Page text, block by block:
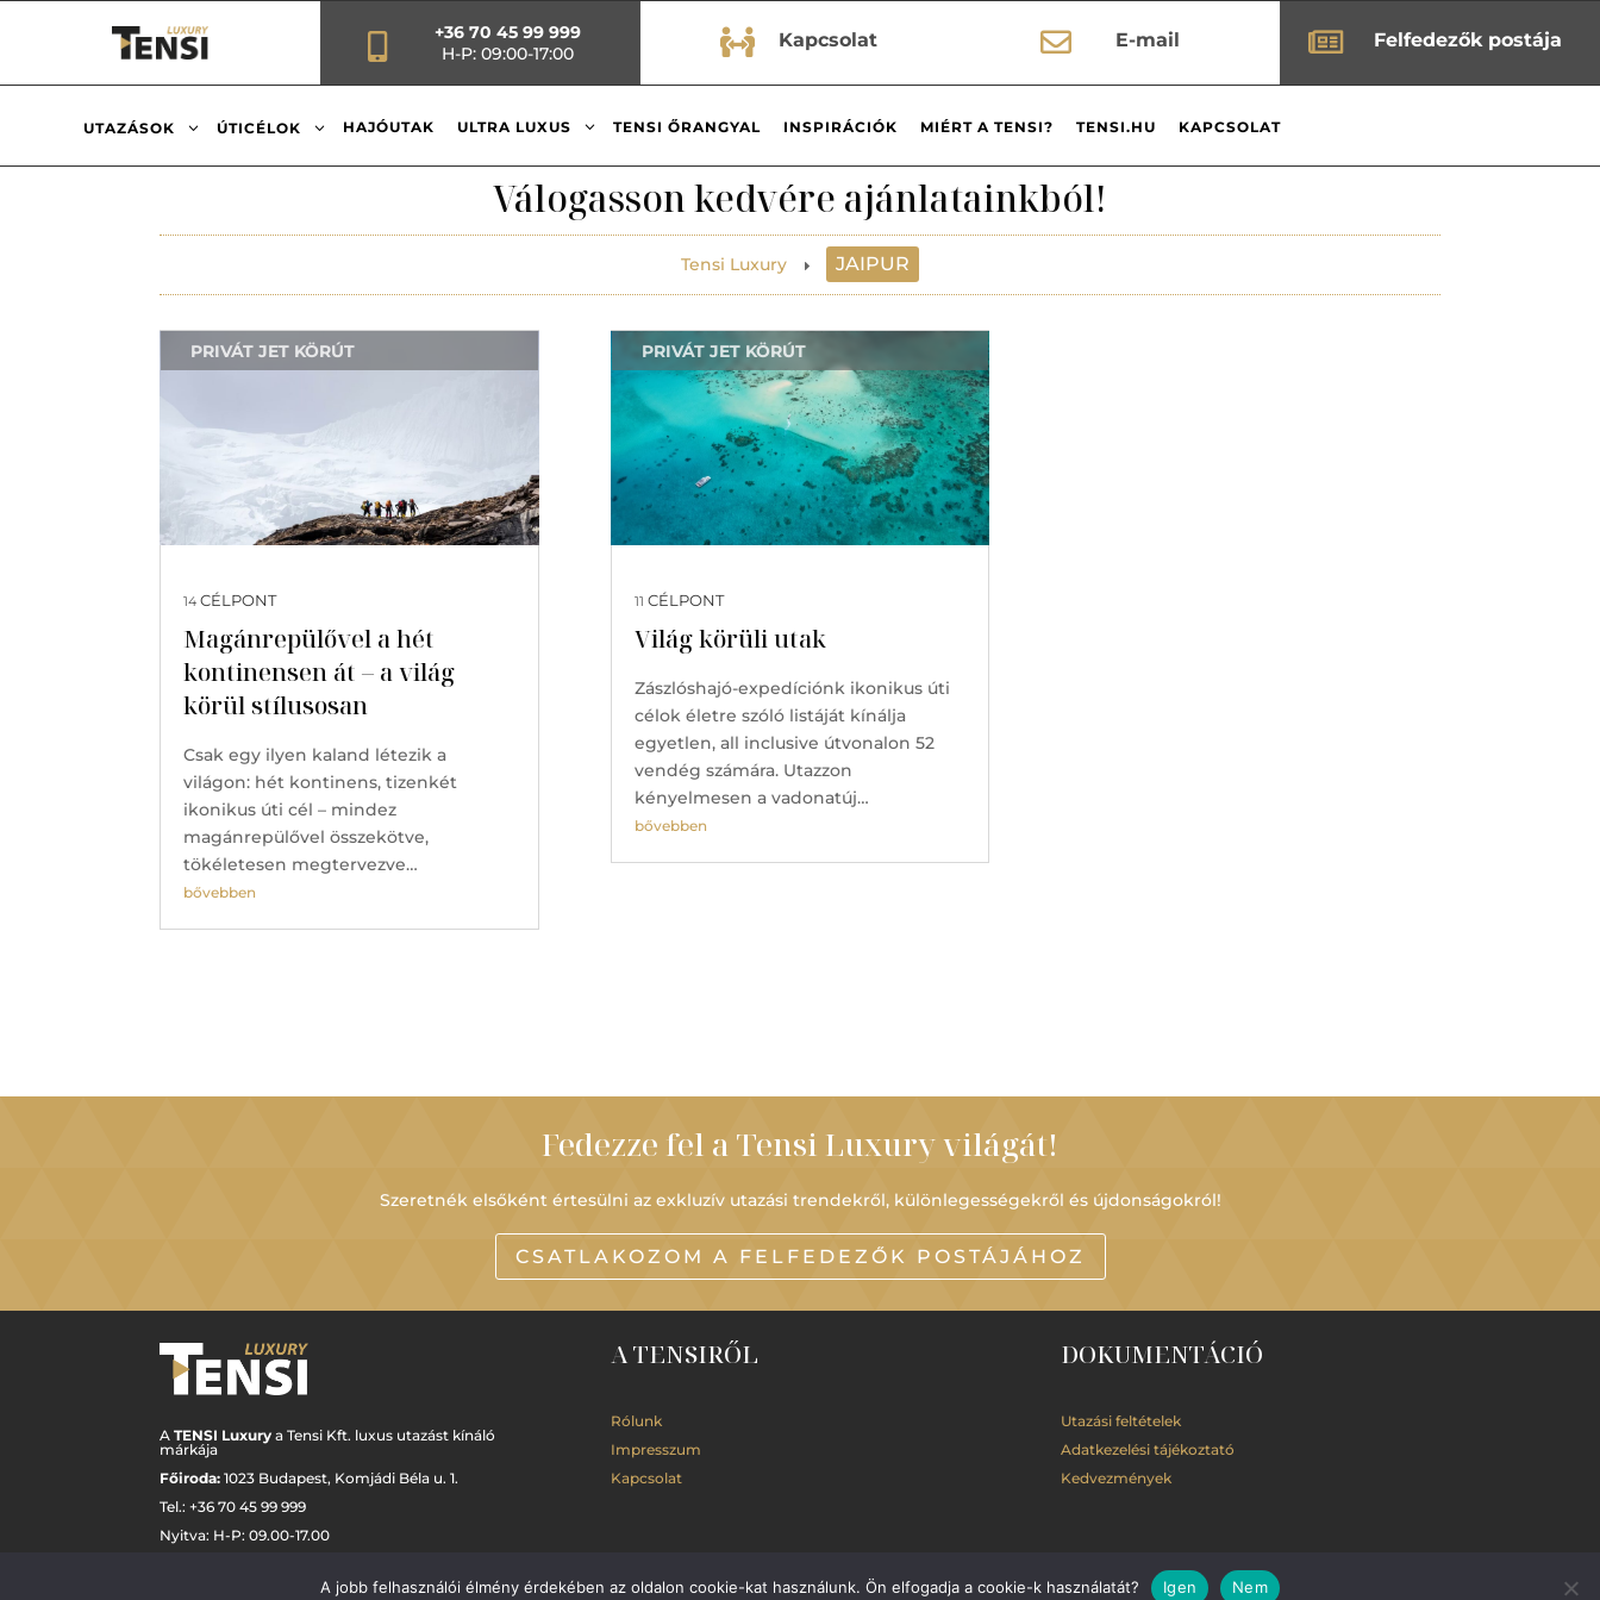
+36 70 45 99 999
H-P: 09:00-17:00
 Kapcsolat  Felfedezők postája
 E-mail
UTAZÁSOK 3 ÚTICÉLOK 3 HAJÓUTAK ULTRA LUXUS 3 TENSI ŐRANGYAL INSPIRÁCIÓK MIÉRT A TENSI? TENSI.HU KAPCSOLAT
Válogasson kedvére ajánlatainkból!
Tensi Luxury E JAIPUR
Magánrepülővel a hét
kontinensen át – a világ
körül stílusosan
14 CÉLPONT
PRIVÁT JET KÖRÚT
Csak egy ilyen kaland létezik a
világon: hét kontinens, tizenkét
ikonikus úti cél – mindez
magánrepülővel összekötve,
tökéletesen megtervezve…
bővebben
Világ körüli utak
11 CÉLPONT
PRIVÁT JET KÖRÚT
Zászlóshajó-expedíciónk ikonikus úti
célok életre szóló listáját kínálja
egyetlen, all inclusive útvonalon 52
vendég számára. Utazzon
kényelmesen a vadonatúj…
bővebben
Fedezze fel a Tensi Luxury világát!
Szeretnék elsőként értesülni az exkluzív utazási trendekről, különlegességekről és újdonságokról!
CSATLAKOZOM A FELFEDEZŐK POSTÁJÁHOZ
ATENSI Luxury a Tensi Kft. luxus utazást kínáló
márkája
Főiroda:1023 Budapest, Komjádi Béla u. 1.
Tel.: +36 70 45 99 999
Nyitva: H-P: 09.00-17.00
A TENSIRŐL
Rólunk
Impresszum
Kapcsolat
DOKUMENTÁCIÓ
Utazási feltételek
Adatkezelési tájékoztató
Kedvezmények
A jobb felhasználói élmény érdekében az oldalon cookie-kat használunk. Ön elfogadja a cookie-k használatát? Igen Nem